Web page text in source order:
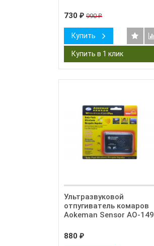
730 ₽ 990₽
Купить
Ультразвуковой
отпугиватель комаров
Aokeman Sensor AO-149
880 ₽